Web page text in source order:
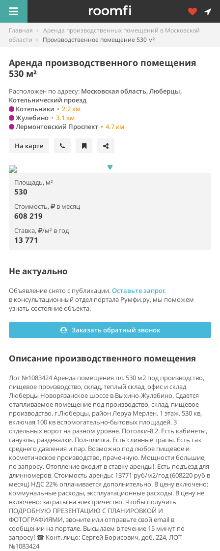
Главная
Аренда производственных помещений в Московской
области
Производственное помещение 530 м²
Аренда производственного помещения
530 м²
Расположен по адресу: Московская область, Люберцы,
Котельнический проезд
Котельники • 2.2 км
Жулебино • 3.1 км
Лермонтовский Проспект • 4.7 км
На карте
Площадь, м²
530
Стоимость, в месяц
608 219
Ставка, /м² в год
13 771
Не актуально
Объявление снято с публикации.Оставьте запрос
в консультационный отдел портала Румфи.ру, мы поможем
узнать состояние объекта.
Заказать обратный звонок
Описание производственного помещения
Лот №1083424 Аренда помещения пл. 530 м2 под производство,
пищевое производство, склад, теплый склад, офис и склад
Люберцы Новорязанское шоссе в Выхино-Жулебино. Сдается
отапливаемое помещение под производство, склад, пищевое
производство. г.Люберцы, район Леруа Мерлен. 1 этаж. 530 кв,
включая 100 кв вспомогательно-бытовых площадей. 3
отдельных ворот на разном уровне. Потолки-8.2. Есть кабинеты,
санузлы, раздевалки. Пол-плитка. Есть сливные трапы. Есть газ
среднего давления и пар. Возможно под любое пищевое и
косметическое производство, прачечную. Мощности большие,
по запросу. Отопление входит в ставку аренды!. Есть подъезд для
длинномеров. Стоимость аренды: 13771 руб/м2/год (608220 руб в
месяц) НДС 22% оплачивается дополнительно. В цену включено:
коммунальные расходы, эксплуатационные расходы. В цену не
включено: затраты на электричество. Чтобы получить
ПОДРОБНУЮ ПРЕЗЕНТАЦИЮ С ПЛАНИРОВКОЙ И
ФОТОГРАФИЯМИ, звоните или отправьте свой email в
сообщении на портале. Высылаем в течение 15 минут по
запросу! ☎ Конт. лицо: Сергей Борисович, доб. 224, ЛОТ
№1083424